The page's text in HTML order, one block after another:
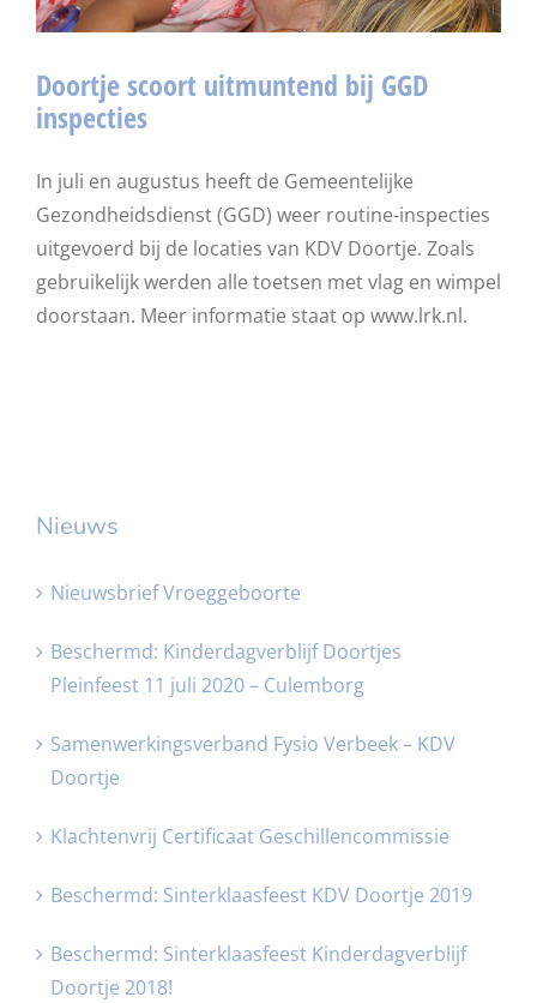
Doortje scoort uitmuntend bij GGD
inspecties
In juli en augustus heeft de Gemeentelijke
Gezondheidsdienst (GGD) weer routine-inspecties
uitgevoerd bij de locaties van KDV Doortje. Zoals
gebruikelijk werden alle toetsen met vlag en wimpel
doorstaan. Meer informatie staat op www.lrk.nl.
Nieuws
Nieuwsbrief Vroeggeboorte
Beschermd: Kinderdagverblijf Doortjes
Pleinfeest 11 juli 2020 – Culemborg
Samenwerkingsverband Fysio Verbeek – KDV
Doortje
Klachtenvrij Certificaat Geschillencommissie
Beschermd: Sinterklaasfeest KDV Doortje 2019
Beschermd: Sinterklaasfeest Kinderdagverblijf
Doortje 2018!